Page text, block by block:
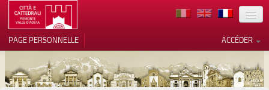
TERRITOIRE
ARCHITECTURE
ACCÉDER
PAGE PERSONNELLE